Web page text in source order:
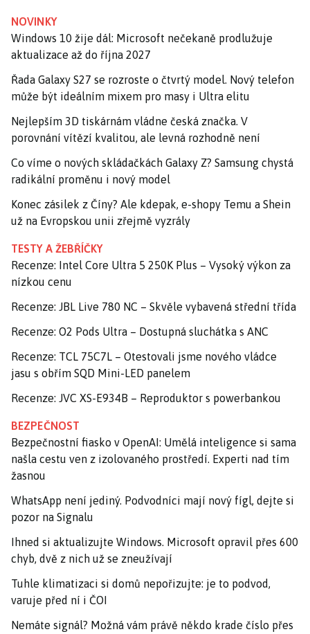
NOVINKY
Windows 10 žije dál: Microsoft nečekaně prodlužuje
aktualizace až do října 2027
Řada Galaxy S27 se rozroste o čtvrtý model. Nový telefon
může být ideálním mixem pro masy i Ultra elitu
Nejlepším 3D tiskárnám vládne česká značka. V
porovnání vítězí kvalitou, ale levná rozhodně není
Co víme o nových skládačkách Galaxy Z? Samsung chystá
radikální proměnu i nový model
Konec zásilek z Číny? Ale kdepak, e-shopy Temu a Shein
už na Evropskou unii zřejmě vyzrály
TESTY A ŽEBŘÍČKY
Recenze: Intel Core Ultra 5 250K Plus – Vysoký výkon za
nízkou cenu
Recenze: JBL Live 780 NC – Skvěle vybavená střední třída
Recenze: O2 Pods Ultra – Dostupná sluchátka s ANC
Recenze: TCL 75C7L – Otestovali jsme nového vládce
jasu s obřím SQD Mini-LED panelem
Recenze: JVC XS-E934B – Reproduktor s powerbankou
BEZPEČNOST
Bezpečnostní fiasko v OpenAI: Umělá inteligence si sama
našla cestu ven z izolovaného prostředí. Experti nad tím
žasnou
WhatsApp není jediný. Podvodníci mají nový fígl, dejte si
pozor na Signalu
Ihned si aktualizujte Windows. Microsoft opravil přes 600
chyb, dvě z nich už se zneužívají
Tuhle klimatizaci si domů nepořizujte: je to podvod,
varuje před ní i ČOI
Nemáte signál? Možná vám právě někdo krade číslo přes